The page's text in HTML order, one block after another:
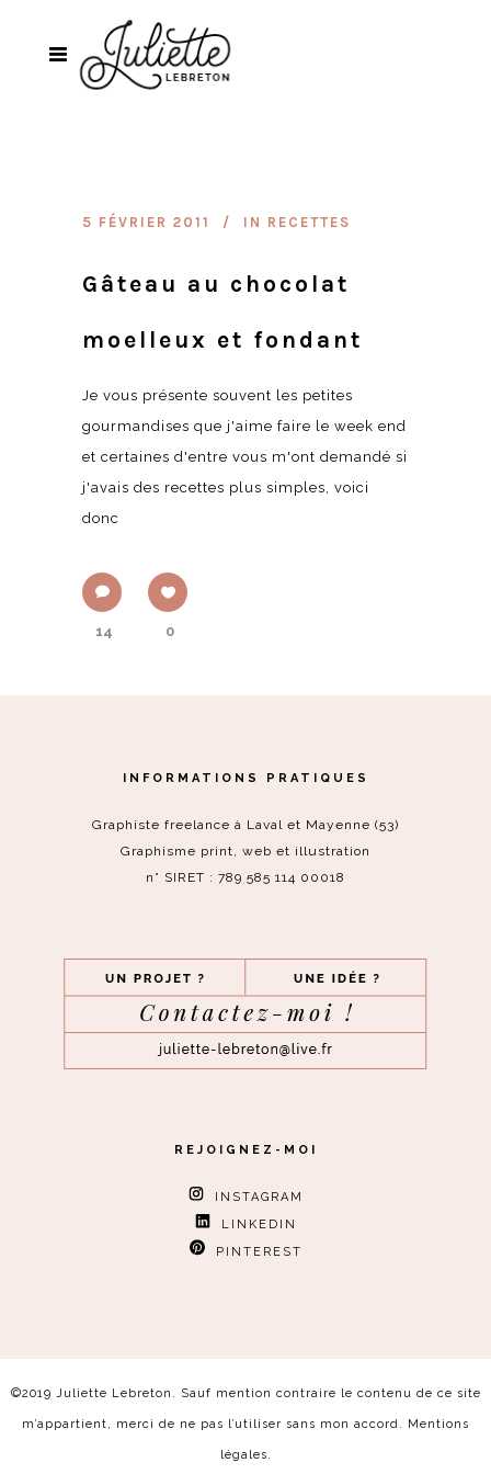
5 FÉVRIER 2011 IN RECETTES
Gâteau au chocolat
moelleux et fondant
Je vous présente souvent les petites
gourmandises que j'aime faire le week end
et certaines d'entre vous m'ont demandé si
j'avais des recettes plus simples, voici
donc
14 0
INFORMATIONS PRATIQUES
Graphiste freelance à Laval et Mayenne (53)
Graphisme print, web et illustration
n° SIRET : 789 585 114 00018
REJOIGNEZ-MOI
INSTAGRAM
LINKEDIN
PINTEREST
©2019 Juliette Lebreton. Sauf mention contraire le contenu de ce site
m’appartient, merci de ne pas l’utiliser sans mon accord. Mentions
légales.